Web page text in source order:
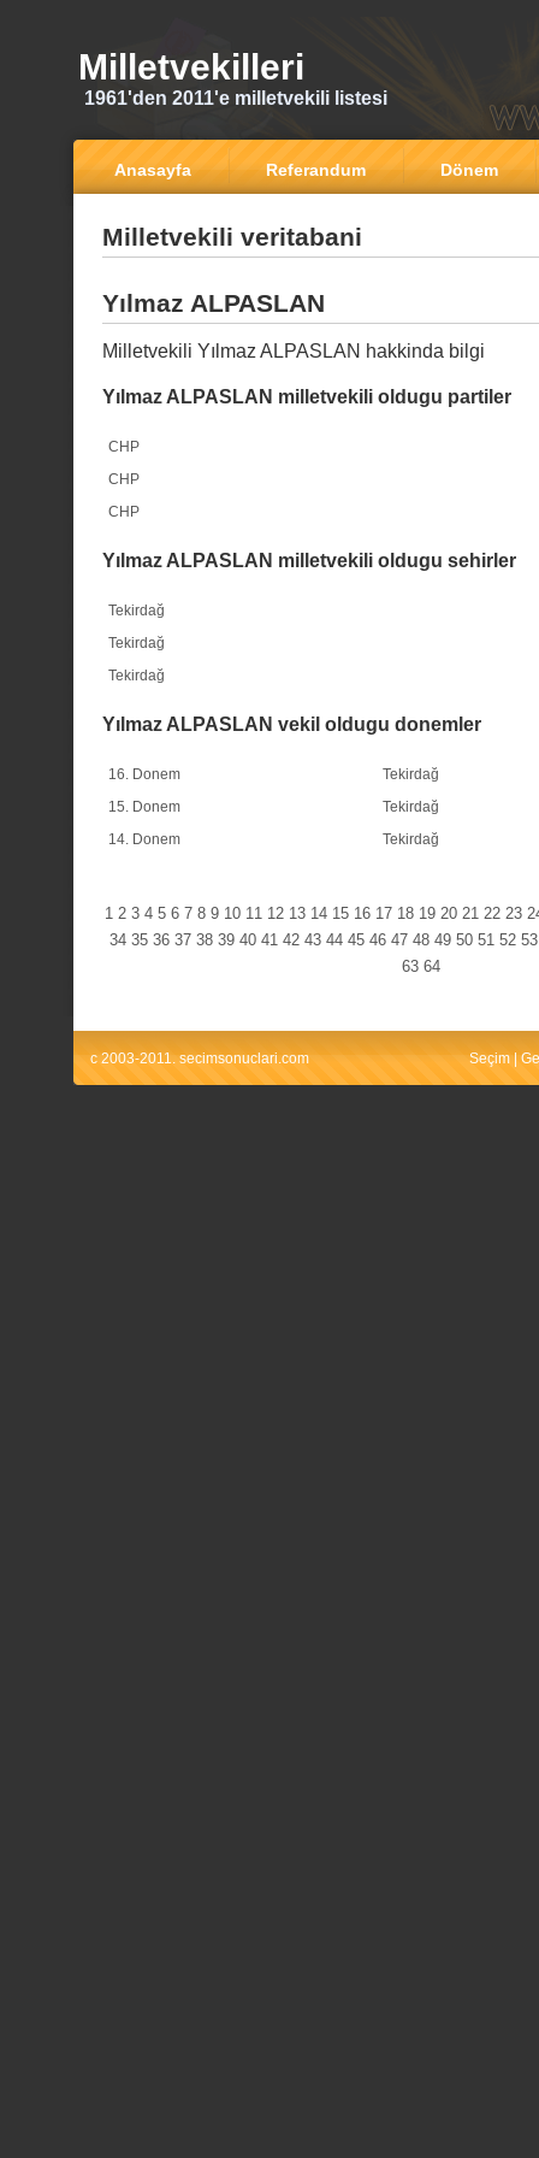
Milletvekilleri
1961'den 2011'e milletvekili listesi
Anasayfa Referandum Dönem
Milletvekili veritabani
Yılmaz ALPASLAN
Milletvekili Yılmaz ALPASLAN hakkinda bilgi
Yılmaz ALPASLAN milletvekili oldugu partiler
CHP
CHP
CHP
Yılmaz ALPASLAN milletvekili oldugu sehirler
Tekirdağ
Tekirdağ
Tekirdağ
Yılmaz ALPASLAN vekil oldugu donemler
16. Donem
Tekirdağ
15. Donem
Tekirdağ
14. Donem
Tekirdağ
1 2 3 4 5 6 7 8 9 10 11 12 13 14 15 16 17 18 19 20 21 22 23
34 35 36 37 38 39 40 41 42 43 44 45 46 47 48 49 50 51 52 53
63 64
c 2003-2011. secimsonuclari.com Seçim